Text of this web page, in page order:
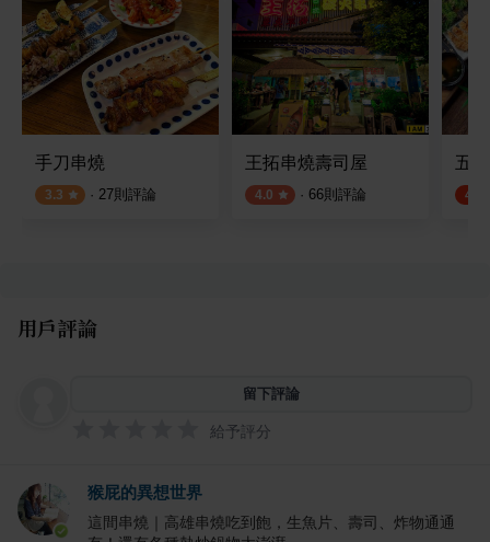
手刀串燒
3.3 · 27則評論
王拓串燒壽司屋
4.0 · 66則評論
五
4.7
用戶評論
留下評論
給予評分
猴屁的異想世界
這間串燒｜高雄串燒吃到飽，生魚片、壽司、炸物通通